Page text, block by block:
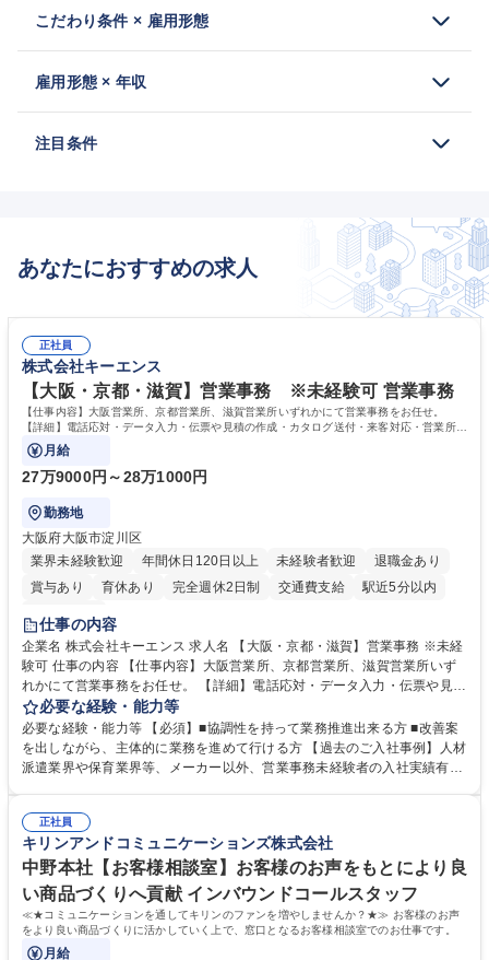
こだわり条件 × 雇用形態
雇用形態 × 年収
注目条件
あなたにおすすめの求人
正社員
株式会社キーエンス
【大阪・京都・滋賀】営業事務 ※未経験可 営業事務
【仕事内容】大阪営業所、京都営業所、滋賀営業所いずれかにて営業事務をお任せ。
【詳細】電話応対・データ入力・伝票や見積の作成・カタログ送付・来客対応・営業所内
で発生する事務業務や業務改善をお任せ。
月給
27万9000円～28万1000円
勤務地
大阪府大阪市淀川区
業界未経験歓迎
年間休日120日以上 未経験者歓迎
退職金あり
賞与あり
育休あり 完全週休2日制 交通費支給
駅近5分以内
土日祝休み
仕事の内容
企業名 株式会社キーエンス 求人名 【大阪・京都・滋賀】営業事務 ※未経
験可 仕事の内容 【仕事内容】大阪営業所、京都営業所、滋賀営業所いず
れかにて営業事務をお任せ。 【詳細】電話応対・データ入力・伝票や見積
の作成・カタログ送付・来客対応・営業所内で発生する事務業務や業務改
善をお任せ。 【教育制度】ご入社後、育成担当とペアになりながらOJTに
て業務を覚えていただくことが可能です。業務システムがきちんと構築さ
れているため、スムーズに仕事に慣れることができる環境です。また、
募集職種 【大阪・京都・滋賀】営業事務 ※未経験可
必要な経験・能力等
必要な経験・能力等 【必須】■協調性を持って業務推進出来る方 ■改善案
を出しながら、主体的に業務を進めて行ける方 【過去のご入社事例】人材
派遣業界や保育業界等、メーカー以外、営業事務未経験者の入社実績有
えて、お客様や社員の状況に合わせ、能動的なサポート、改善の動きも期
待され。組織を支えるスペシャリストとして、チームに貢献し、結果的に
社員から頼られる存在になることができます。平均19:30の退勤以降の業
務の持ち帰りも禁止されており、メリハリのある働き方となります。 学
歴・資格 学歴：大学院 大学 高専 短大 語学力： 資格：
正社員
キリンアンドコミュニケーションズ株式会社
中野本社【お客様相談室】お客様のお声をもとにより良
い商品づくりへ貢献 インバウンドコールスタッフ
≪★コミュニケーションを通してキリンのファンを増やしませんか？★≫ お客様のお声
をより良い商品づくりに活かしていく上で、窓口となるお客様相談室でのお仕事です。
月給